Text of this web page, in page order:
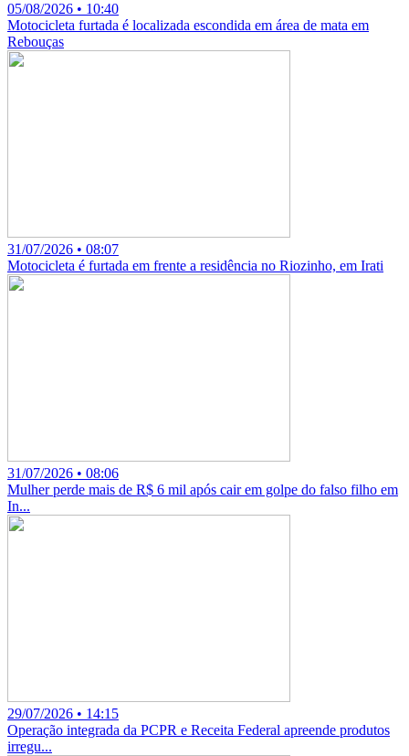
05/08/2026 • 10:40
Motocicleta furtada é localizada escondida em área de mata em
Rebouças
31/07/2026 • 08:07
Motocicleta é furtada em frente a residência no Riozinho, em Irati
31/07/2026 • 08:06
Mulher perde mais de R$ 6 mil após cair em golpe do falso filho em
In...
29/07/2026 • 14:15
Operação integrada da PCPR e Receita Federal apreende produtos
irregu...